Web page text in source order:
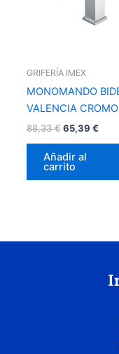
GRIFERÍA IMEX
MONOMANDO
VALENCIA CROMO
88,33€ 65,39 €
Añadir al
carrito